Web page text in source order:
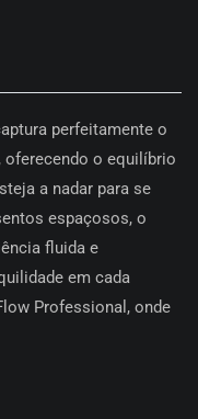
perfeitamente o
oferecendo o equilíbrio
a nadar para se
espaçosos, o
fluida e
em cada
Professional, onde